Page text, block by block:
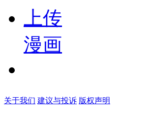
上传
漫画
关于我们 建议与投诉 版权声明